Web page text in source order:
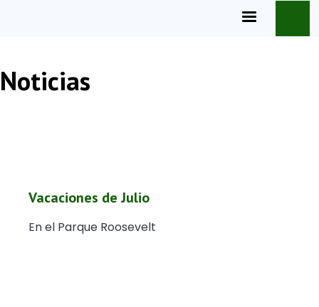
Noticias
Vacaciones de Julio
En el Parque Roosevelt